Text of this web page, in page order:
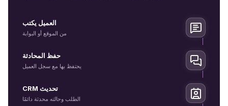
العميل يكتب
من الموقع أو البوابة
حفظ المحادثة
يحتفظ بها مع سجل العميل
تحديث CRM
الطلب وحالته محدثة دائمًا